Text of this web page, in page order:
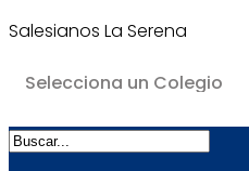
Salesianos La Serena